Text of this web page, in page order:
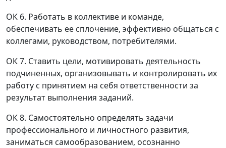
ОК 6. Работать в коллективе и команде,
обеспечивать ее сплочение, эффективно общаться с
коллегами, руководством, потребителями.
ОК 7. Ставить цели, мотивировать деятельность
подчиненных, организовывать и контролировать их
работу с принятием на себя ответственности за
результат выполнения заданий.
ОК 8. Самостоятельно определять задачи
профессионального и личностного развития,
заниматься самообразованием, осознанно